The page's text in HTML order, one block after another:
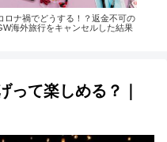
ロナ禍でどうする！？返金不可の
海外旅行をキャンセルした結果
って楽しめる？｜